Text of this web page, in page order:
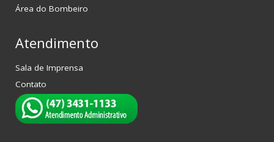
Área do Bombeiro
Atendimento
Sala de Imprensa
Contato